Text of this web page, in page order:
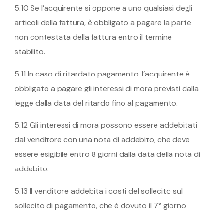
5.10 Se l’acquirente si oppone a uno qualsiasi degli
articoli della fattura, è obbligato a pagare la parte
non contestata della fattura entro il termine
stabilito.
5.11 In caso di ritardato pagamento, l’acquirente è
obbligato a pagare gli interessi di mora previsti dalla
legge dalla data del ritardo fino al pagamento.
5.12 Gli interessi di mora possono essere addebitati
dal venditore con una nota di addebito, che deve
essere esigibile entro 8 giorni dalla data della nota di
addebito.
5.13 Il venditore addebita i costi del sollecito sul
sollecito di pagamento, che è dovuto il 7° giorno